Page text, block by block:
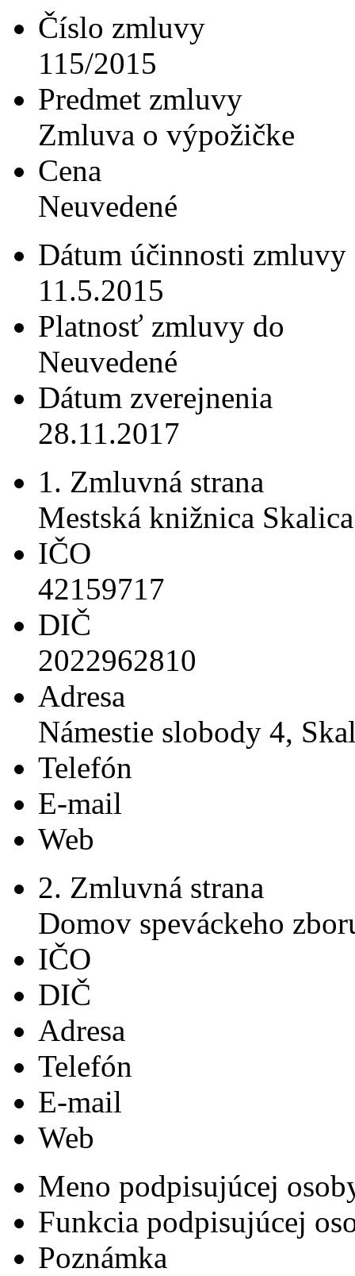
Číslo zmluvy
115/2015
Predmet zmluvy
Zmluva o výpožičke
Cena
Neuvedené
Dátum účinnosti zmluvy
11.5.2015
Platnosť zmluvy do
Neuvedené
Dátum zverejnenia
28.11.2017
1. Zmluvná strana
Mestská knižnica Skalica
IČO
42159717
DIČ
2022962810
Adresa
Námestie slobody 4,
Telefón
E-mail
Web
2. Zmluvná strana
Domov speváckeho
IČO
DIČ
Adresa
Telefón
E-mail
Web
Meno podpisujúcej
Funkcia podpisujúcej
Poznámka